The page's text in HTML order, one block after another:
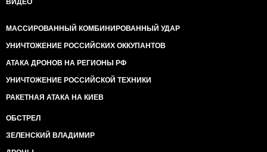
ВИДЕО
МАССИРОВАННЫЙ КОМБИНИРОВАННЫЙ УДАР
УНИЧТОЖЕНИЕ РОССИЙСКИХ ОККУПАНТОВ
АТАКА ДРОНОВ НА РЕГИОНЫ РФ
УНИЧТОЖЕНИЕ РОССИЙСКОЙ ТЕХНИКИ
РАКЕТНАЯ АТАКА НА КИЕВ
ОБСТРЕЛ
ЗЕЛЕНСКИЙ ВЛАДИМИР